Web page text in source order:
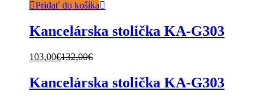
Pridať do košíka
Kancelárska stolička KA-G303
103,00€132,00€
Kancelárska stolička KA-G303